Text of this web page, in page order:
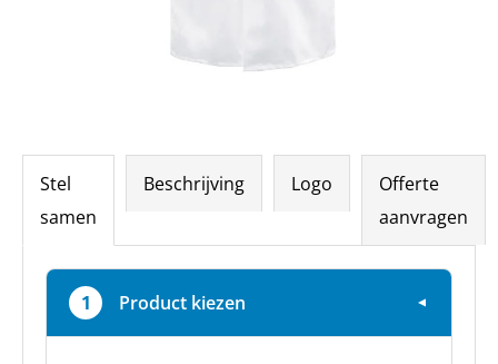
Stel
samen
Beschrijving Logo
Offerte
aanvragen
1 Product kiezen ▼